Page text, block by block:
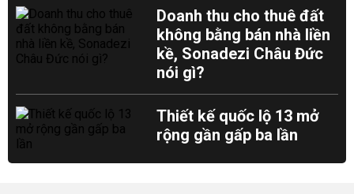
Doanh thu cho thuê đất
không bằng bán nhà liền
kề, Sonadezi Châu Đức
nói gì?
Thiết kế quốc lộ 13 mở
rộng gần gấp ba lần